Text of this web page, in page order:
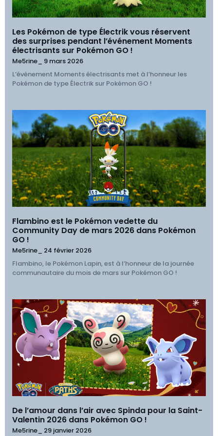
Les Pokémon de type Électrik vous réservent
des surprises pendant l’événement Moments
électrisants sur Pokémon GO !
Me5rine_ 9 mars 2026
L’événement Moments électrisants met à l’honneur les
Pokémon de type Électrik sur Pokémon GO !
Flambino est le Pokémon vedette du
Community Day de mars 2026 dans Pokémon
GO !
Me5rine_ 24 février 2026
Flambino, le Pokémon Lapin, est à l’honneur de la journée
communautaire du mois de mars sur Pokémon GO !
De l’amour dans l’air avec Spinda pour la Saint-
Valentin 2026 dans Pokémon GO !
Me5rine_ 29 janvier 2026